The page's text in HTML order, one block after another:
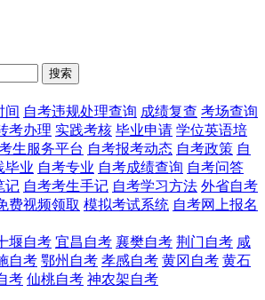
搜索
间 自考违规处理查询 成绩复查 考场查询
考办理 实践考核 毕业申请 学位英语培
生服务平台 自考报考动态 自考政策 自
毕业 自考专业 自考成绩查询 自考问答
记 自考考生手记 自考学习方法 外省自考
费视频领取 模拟考试系统 自考网上报名
堰自考 宜昌自考 襄樊自考 荆门自考 咸
自考 鄂州自考 孝感自考 黄冈自考 黄石
考 仙桃自考 神农架自考